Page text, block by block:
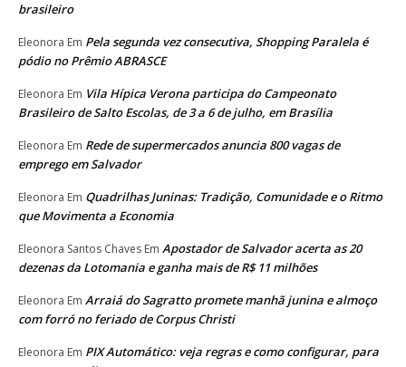
brasileiro
Eleonora Em Pela segunda vez consecutiva, Shopping Paralela é
pódio no Prêmio ABRASCE
Eleonora Em Vila Hípica Verona participa do Campeonato
Brasileiro de Salto Escolas, de 3 a 6 de julho, em Brasília
Eleonora Em Rede de supermercados anuncia 800 vagas de
emprego em Salvador
Eleonora Em Quadrilhas Juninas: Tradição, Comunidade e o Ritmo
que Movimenta a Economia
Eleonora Santos Chaves Em Apostador de Salvador acerta as 20
dezenas da Lotomania e ganha mais de R$ 11 milhões
Eleonora Em Arraiá do Sagratto promete manhã junina e almoço
com forró no feriado de Corpus Christi
Eleonora Em PIX Automático: veja regras e como configurar, para